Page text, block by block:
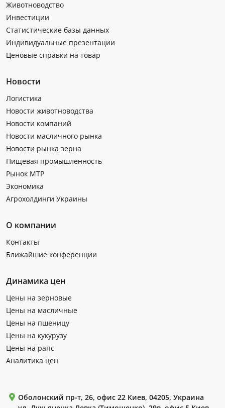
Животноводство
Инвестиции
Статистические базы данных
Индивидуальные презентации
Ценовые справки на товар
Новости
Логистика
Новости животноводства
Новости компаний
Новости масличного рынка
Новости рынка зерна
Пищевая промышленность
Рынок МТР
Экономика
Агрохолдинги Украины
О компании
Контакты
Ближайшие конференции
Динамика цен
Цены на зерновые
Цены на масличные
Цены на пшеницу
Цены на кукурузу
Цены на рапс
Аналитика цен
Оболонский пр-т, 26, офис 22 Киев, 04205, Украина